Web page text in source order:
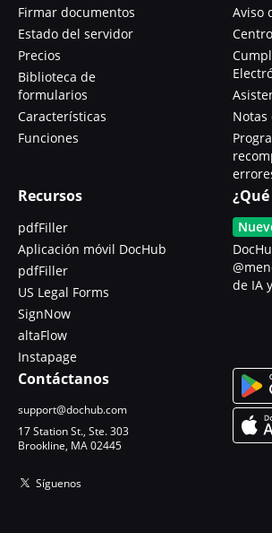
Firmar documentos
Estado del servidor
Precios
Biblioteca de
formularios
Características
Funciones
Aviso
Recursos
pdfFiller
Aplicación móvil DocHub
pdfFiller
US Legal Forms
SignNow
altaFlow
Instapage
de IA
Contáctanos
support@dochub.com
17 Station St., Ste. 303
Brookline, MA 02445
Síguenos